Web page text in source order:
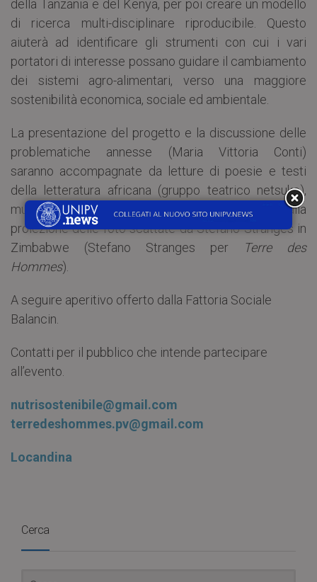
della Tanzania e del Kenya, per poi creare un modello
di ricerca multi-disciplinare riproducibile. Questo
aiuterà ad identificare gli strumenti con cui i vari
portatori di interesse possano guidare il cambiamento
dei sistemi agro-alimentari, verso una maggiore
sostenibilità economica, sociale ed ambientale.
La presentazione del progetto e la discussione delle
problematiche annesse (Maria Vittoria Conti)
saranno accompagnate da letture di poesie e testi
della letteratura africana (gruppo teatrico netsuke),
musica (Giovanni Polgatti allo Hang Drum) e dalla
proiezione delle foto scattate da Stefano Stranges in
Zimbabwe (Stefano Stranges per
Terre des
Hommes).
A seguire aperitivo offerto dalla Fattoria Sociale
Balancin.
Contatti per il pubblico che intende partecipare
all’evento.
nutrisostenibile@gmail.com
terredeshommes.pv@gmail.com
Locandina
Cerca